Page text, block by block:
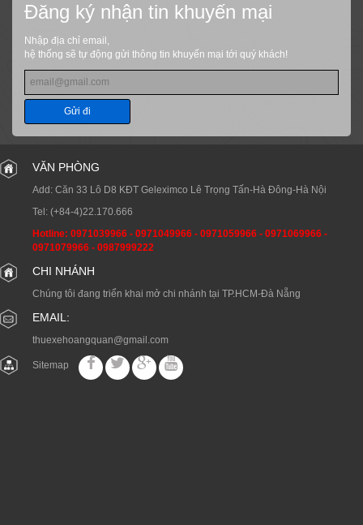
Đăng ký nhận tin khuyến mại
Nhập địa chỉ email,
hệ thống sẽ tự động gửi thông tin khuyến mại tới quý khách!
Gửi đi
VĂN PHÒNG
Add: Căn 33 Lô D8 KĐT Geleximco Lê Trọng Tấn-Hà Đông-Hà Nội
Tel: (+84-4)22.170.666
Hotline: 0971039966 - 0971049966 - 0971059966 - 0971069966 -
0971079966 - 0987999222
CHI NHÁNH
Chúng tôi đang triển khai mở chi nhánh tại TP.HCM-Đà Nẵng
EMAIL:
thuexehoangquan@gmail.com
Sitemap